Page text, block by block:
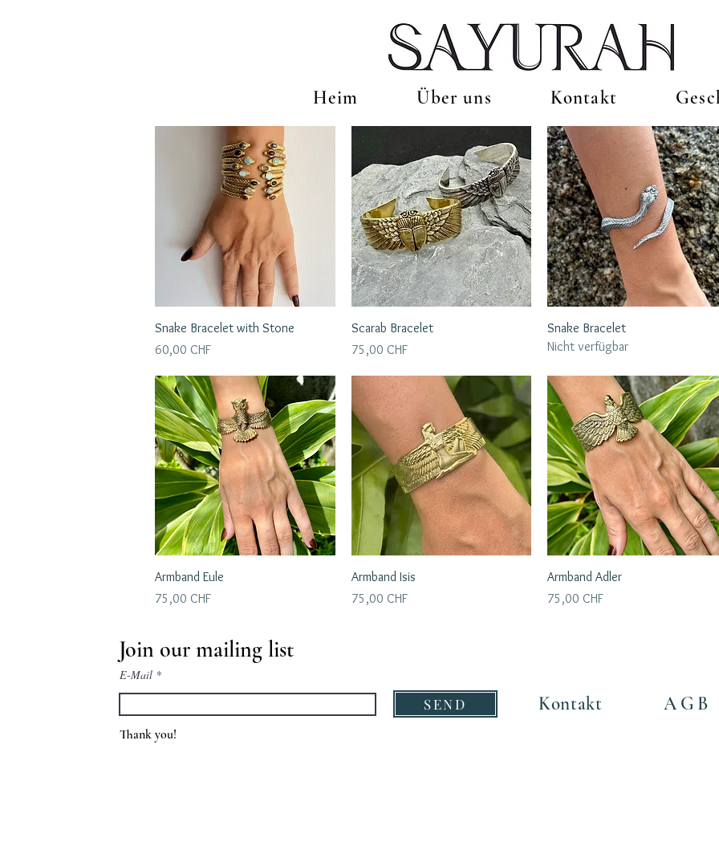
Heim Über uns Kontakt
Schnellansicht
Snake Bracelet with Stone
Preis
60,00 CHF
Schnellansicht
Scarab Bracelet
Preis
75,00 CHF
Schnellansicht
Snake Bracelet
Nicht verfügbar
Schnellansicht
Armband Eule
Preis
75,00 CHF
Schnellansicht
Armband Isis
Preis
75,00 CHF
Schnellansicht
Armband Adler
Preis
75,00 CHF
Join our mailing list
E-Mail
SEND
Thank you!
Kontakt AGB